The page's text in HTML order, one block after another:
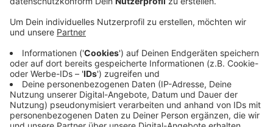
Friedhöfen wird ein muslimischer angelegt - der
erste in ganz NRW. Das Fördergeld von knapp
700.000 Euro ist für einen gemeinsamen Platz der
Begegnung an der Stelle, wo sich die drei
Friedhöfe treffen, sowie für Wege und
Infrastruktur. Sozialdezernent Stefan Kühn sagte
im Stadtrat, dass unsere Stadt nicht zufällig
Standort für den ersten Friedhof dieser Art ist:
„Wuppertal ist gemeinsame Heimat von Menschen